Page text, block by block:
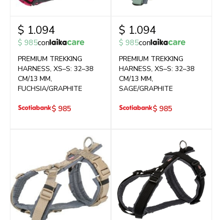
$ 1.094
$ 985con
PREMIUM TREKKING
HARNESS, XS–S: 32–38
CM/13 MM,
FUCHSIA/GRAPHITE
$ 985
$ 1.094
$ 985con
PREMIUM TREKKING
HARNESS, XS–S: 32–38
CM/13 MM,
SAGE/GRAPHITE
$ 985